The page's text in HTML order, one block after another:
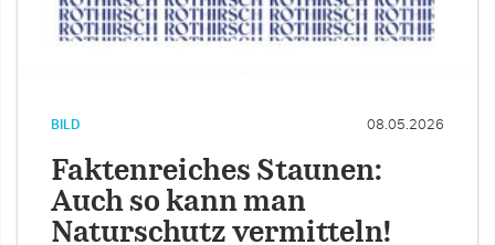
BILD 08.05.2026
Faktenreiches Staunen:
Auch so kann man
Naturschutz vermitteln!